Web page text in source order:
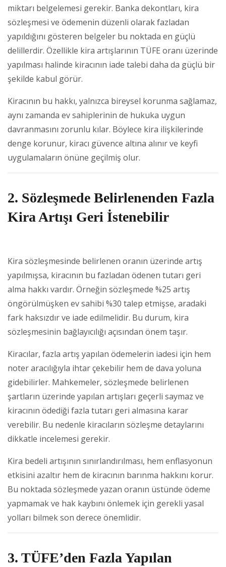
miktarı belgelemesi gerekir. Banka dekontları, kira
sözleşmesi ve ödemenin düzenli olarak fazladan
yapıldığını gösteren belgeler bu noktada en güçlü
delillerdir. Özellikle kira artışlarının TÜFE oranı üzerinde
yapılması halinde kiracının iade talebi daha da güçlü bir
şekilde kabul görür.
Kiracının bu hakkı, yalnızca bireysel korunma sağlamaz,
aynı zamanda ev sahiplerinin de hukuka uygun
davranmasını zorunlu kılar. Böylece kira ilişkilerinde
denge korunur, kiracı güvence altına alınır ve keyfi
uygulamaların önüne geçilmiş olur.
2. Sözleşmede Belirlenenden Fazla
Kira Artışı Geri İstenebilir
Kira sözleşmesinde belirlenen oranın üzerinde artış
yapılmışsa, kiracının bu fazladan ödenen tutarı geri
alma hakkı vardır. Örneğin sözleşmede %25 artış
öngörülmüşken ev sahibi %30 talep etmişse, aradaki
fark haksızdır ve iade edilmelidir. Bu durum, kira
sözleşmesinin bağlayıcılığı açısından önem taşır.
Kiracılar, fazla artış yapılan ödemelerin iadesi için hem
noter aracılığıyla ihtar çekebilir hem de dava yoluna
gidebilirler. Mahkemeler, sözleşmede belirlenen
şartların üzerinde yapılan artışları geçerli saymaz ve
kiracının ödediği fazla tutarı geri almasına karar
verebilir. Bu nedenle kiracıların sözleşme detaylarını
dikkatle incelemesi gerekir.
Kira bedeli artışının sınırlandırılması, hem enflasyonun
etkisini azaltır hem de kiracının barınma hakkını korur.
Bu noktada sözleşmede yazan oranın üstünde ödeme
yapmamak ve hak kaybını önlemek için gerekli yasal
yolları bilmek son derece önemlidir.
3. TÜFE’den Fazla Yapılan